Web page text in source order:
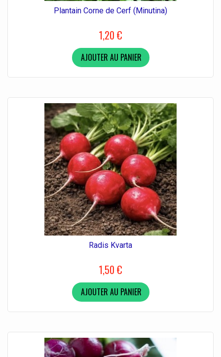
Plantain Corne de Cerf (Minutina)
1,20 €
AJOUTER AU PANIER
Radis Kvarta
1,50 €
AJOUTER AU PANIER